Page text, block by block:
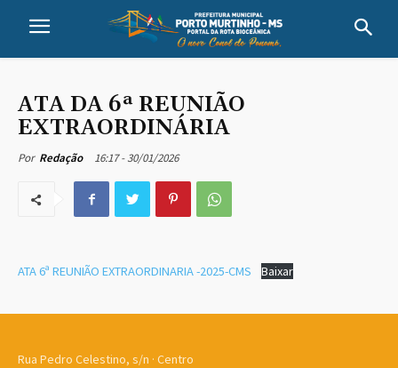
ATA DA 6ª REUNIÃO
EXTRAORDINÁRIA
Por Redação 16:17 - 30/01/2026
ATA 6ª REUNIÃO EXTRAORDINARIA -2025-CMS Baixar
Rua Pedro Celestino, s/n · Centro